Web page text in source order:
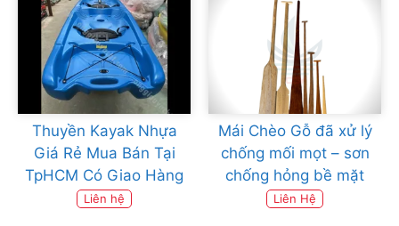
Thuyền Kayak Nhựa
Giá Rẻ Mua Bán Tại
TpHCM Có Giao Hàng
Liên hệ
Mái Chèo Gỗ đã xử lý
chống mối mọt – sơn
chống hỏng bề mặt
Liên Hệ